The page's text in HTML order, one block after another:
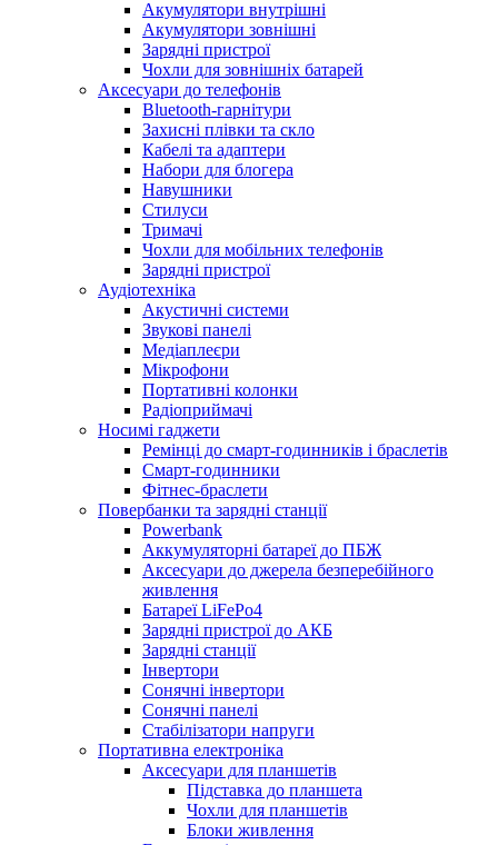
Акумулятори внутрішні
Акумулятори зовнішні
Зарядні пристрої
Чохли для зовнішніх батарей
Аксесуари до телефонів
Bluetooth-гарнітури
Захисні плівки та скло
Кабелі та адаптери
Набори для блогера
Навушники
Стилуси
Тримачі
Чохли для мобільних телефонів
Зарядні пристрої
Аудіотехніка
Акустичні системи
Звукові панелі
Медіаплеєри
Мікрофони
Портативні колонки
Радіоприймачі
Носимі гаджети
Ремінці до смарт-годинників і браслетів
Смарт-годинники
Фітнес-браслети
Повербанки та зарядні станції
Powerbank
Аккумуляторні батареї до ПБЖ
Аксесуари до джерела безперебійного
живлення
Батареї LiFePo4
Зарядні пристрої до АКБ
Зарядні станції
Інвертори
Сонячні інвертори
Сонячні панелі
Стабілізатори напруги
Портативна електроніка
Аксесуари для планшетів
Підставка до планшета
Чохли для планшетів
Блоки живлення